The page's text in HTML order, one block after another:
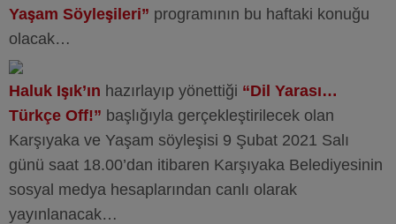
Yaşam Söyleşileri” programının bu haftaki konuğu
olacak…
Haluk Işık’ın hazırlayıp yönettiği “Dil Yarası…
Türkçe Off!” başlığıyla gerçekleştirilecek olan
Karşıyaka ve Yaşam söyleşisi 9 Şubat 2021 Salı
günü saat 18.00’dan itibaren Karşıyaka Belediyesinin
sosyal medya hesaplarından canlı olarak
yayınlanacak…